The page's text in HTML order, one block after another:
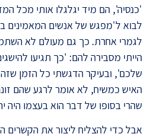
'כנסיה', הם מיד יגלגלו אותי מכל
לבוא ל'מפגש של אנשים המאמינים
לגמרי אחרת. כך גם מעולם לא
הייתי מסבירה להם: 'כך תגיעו
שלכם', ובעיקר הדגשתי כל הזמן
האיש כמשיח, לא אומר לרגע שהם
שהרי בסופו של דבר הוא בעצמו היה
אבל כדי להצליח ליצור את הקשרים